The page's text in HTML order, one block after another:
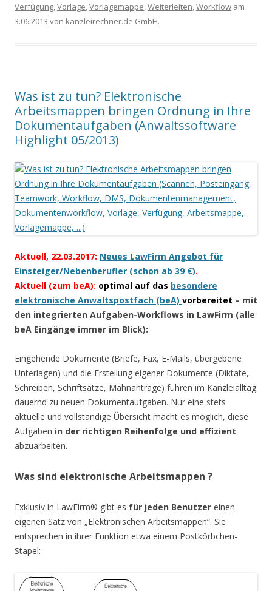
Verfügung,Vorlage,Vorlagemappe,Weiterleiten,Workflow am
3.06.2013 von kanzleirechner.de GmbH.
Was ist zu tun? Elektronische
Arbeitsmappen bringen Ordnung in Ihre
Dokumentaufgaben (Anwaltssoftware
Highlight 05/2013)
Aktuell, 22.03.2017: Neues LawFirm Angebot für
Einsteiger/Nebenberufler (schon ab 39 €).
Aktuell (zum beA): optimal auf das besondere
elektronische Anwaltspostfach (beA) vorbereitet – mit
den integrierten Aufgaben-Workflows in LawFirm (alle
beA Eingänge immer im Blick):
Eingehende Dokumente (Briefe, Fax, E-Mails, übergebene
Unterlagen) und die Erstellung eigener Dokumente (Diktate,
Schreiben, Schriftsätze, Mahnanträge) führen im Kanzleialltag
dauernd zu neuen Dokumentaufgaben. Nur eine stets
aktuelle und vollständige Übersicht macht es möglich, diese
Aufgaben in der richtigen Reihenfolge und effizient
abzuarbeiten.
Was sind elektronische Arbeitsmappen ?
Exklusiv in LawFirm® gibt es für jeden Benutzer einen
eigenen Satz von „Elektronischen Arbeitsmappen“. Sie
entsprechen in ihrer Funktion etwa einem Postkörbchen-
Stapel: